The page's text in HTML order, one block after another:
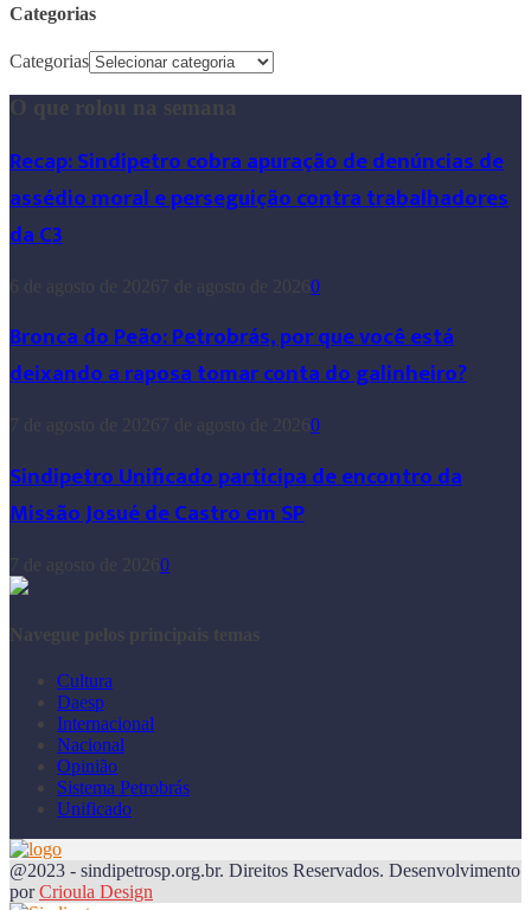
Categorias
Categorias
O que rolou na semana
Recap: Sindipetro cobra apuração de denúncias de
assédio moral e perseguição contra trabalhadores
da C3
0
Bronca do Peão: Petrobrás, por que você está
deixando a raposa tomar conta do galinheiro?
0
Sindipetro Unificado participa de encontro da
Missão Josué de Castro em SP
0
Navegue pelos principais temas
Cultura
Daesp
Internacional
Nacional
Opinião
Sistema Petrobrás
Unificado
@2023 - sindipetrosp.org.br. Direitos Reservados. Desenvolvimento
porCrioula Design